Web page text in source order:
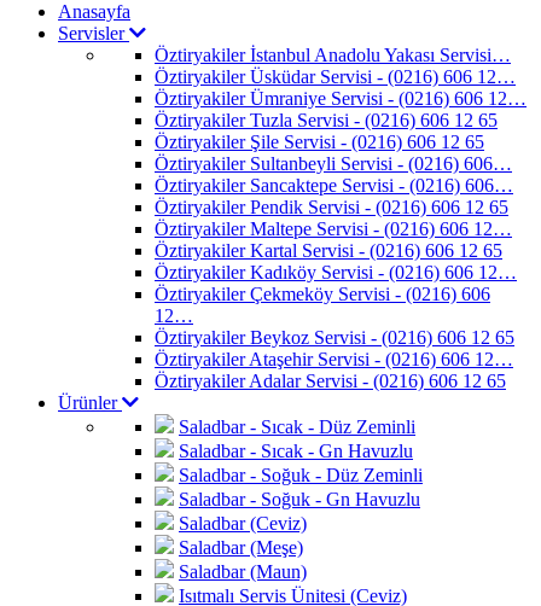
Anasayfa
Servisler
Öztiryakiler İstanbul Anadolu Yakası Servisi…
Öztiryakiler Üsküdar Servisi - (0216) 606 12…
Öztiryakiler Ümraniye Servisi - (0216) 606 12…
Öztiryakiler Tuzla Servisi - (0216) 606 12 65
Öztiryakiler Şile Servisi - (0216) 606 12 65
Öztiryakiler Sultanbeyli Servisi - (0216) 606…
Öztiryakiler Sancaktepe Servisi - (0216) 606…
Öztiryakiler Pendik Servisi - (0216) 606 12 65
Öztiryakiler Maltepe Servisi - (0216) 606 12…
Öztiryakiler Kartal Servisi - (0216) 606 12 65
Öztiryakiler Kadıköy Servisi - (0216) 606 12…
Öztiryakiler Çekmeköy Servisi - (0216) 606
12…
Öztiryakiler Beykoz Servisi - (0216) 606 12 65
Öztiryakiler Ataşehir Servisi - (0216) 606 12…
Öztiryakiler Adalar Servisi - (0216) 606 12 65
Ürünler
Saladbar - Sıcak - Düz Zeminli
Saladbar - Sıcak - Gn Havuzlu
Saladbar - Soğuk - Düz Zeminli
Saladbar - Soğuk - Gn Havuzlu
Saladbar (Ceviz)
Saladbar (Meşe)
Saladbar (Maun)
Isıtmalı Servis Ünitesi (Ceviz)